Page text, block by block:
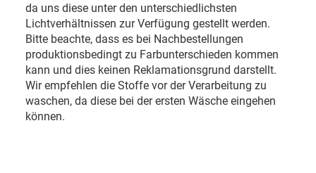
da uns diese unter den unterschiedlichsten
Lichtverhältnissen zur Verfügung gestellt werden.
Bitte beachte, dass es bei Nachbestellungen
produktionsbedingt zu Farbunterschieden kommen
kann und dies keinen Reklamationsgrund darstellt.
Wir empfehlen die Stoffe vor der Verarbeitung zu
waschen, da diese bei der ersten Wäsche eingehen
können.